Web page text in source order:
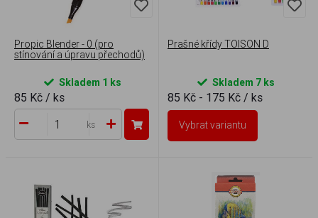
Propic Blender - 0 (pro
stínování a úpravu přechodů)
Skladem 1 ks
85 Kč / ks
ks
Prašné křídy TOISON D
Skladem 7 ks
85 Kč - 175 Kč / ks
Vybrat variantu